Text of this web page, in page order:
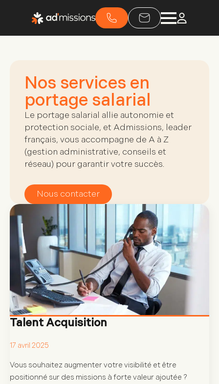
Nos services en
portage salarial
Le portage salarial allie autonomie et
protection sociale, et Admissions, leader
français, vous accompagne de A à Z
(gestion administrative, conseils et
réseau) pour garantir votre succès.
Nous contacter
Talent Acquisition
17 avril 2025
Vous souhaitez augmenter votre visibilité et être
positionné sur des missions à forte valeur ajoutée ?